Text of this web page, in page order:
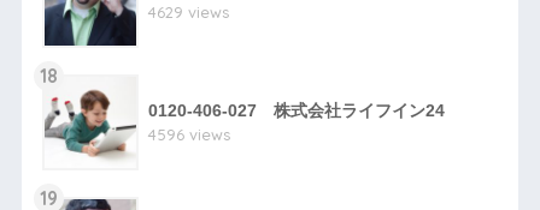
4629 views
18
0120-406-027 株式会社ライフイン24
4596 views
19